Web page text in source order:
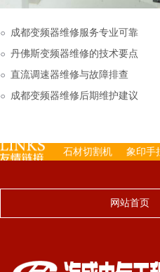
成都变频器维修服务专业可靠
丹佛斯变频器维修的技术要点
直流调速器维修与故障排查
成都变频器维修后期维护建议
石材切割机 象印手
网站首页